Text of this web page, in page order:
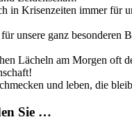
in Krisenzeiten immer für
unsere ganz besonderen
Lächeln am Morgen oft
und leben, die
Sie …